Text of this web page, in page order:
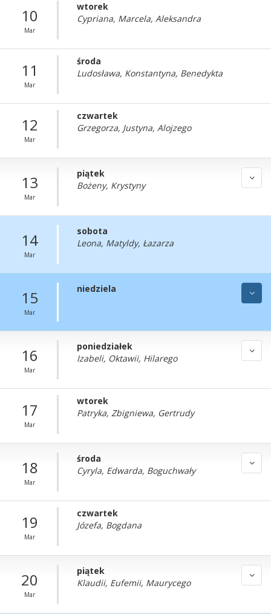
10
Mar
wtorek
Cypriana, Marcela, Aleksandra
11
Mar
środa
Ludosława, Konstantyna, Benedykta
12
Mar
czwartek
Grzegorza, Justyna, Alojzego
13
Mar
piątek
Bożeny, Krystyny
14
Mar
sobota
Leona, Matyldy, Łazarza
15
Mar
niedziela
16
Mar
poniedziałek
Izabeli, Oktawii, Hilarego
17
Mar
wtorek
Patryka, Zbigniewa, Gertrudy
18
Mar
środa
Cyryla, Edwarda, Boguchwały
19
Mar
czwartek
Józefa, Bogdana
20
Mar
piątek
Klaudii, Eufemii, Maurycego